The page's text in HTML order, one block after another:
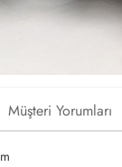
Müşteri Yorumları